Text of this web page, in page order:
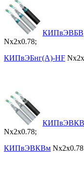
КИПвЭВБВ
Nx2x0.78;
КИПвЭБнг(А)-HF
КИПвЭВКВ
Nx2x0.78;
КИПвЭВКВм Nx2x0.78